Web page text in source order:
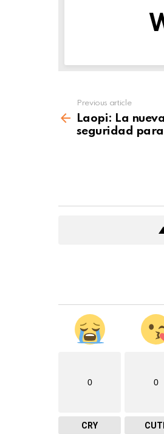
more
Previous article
Laopi: La
seguridad
0
CRY
0